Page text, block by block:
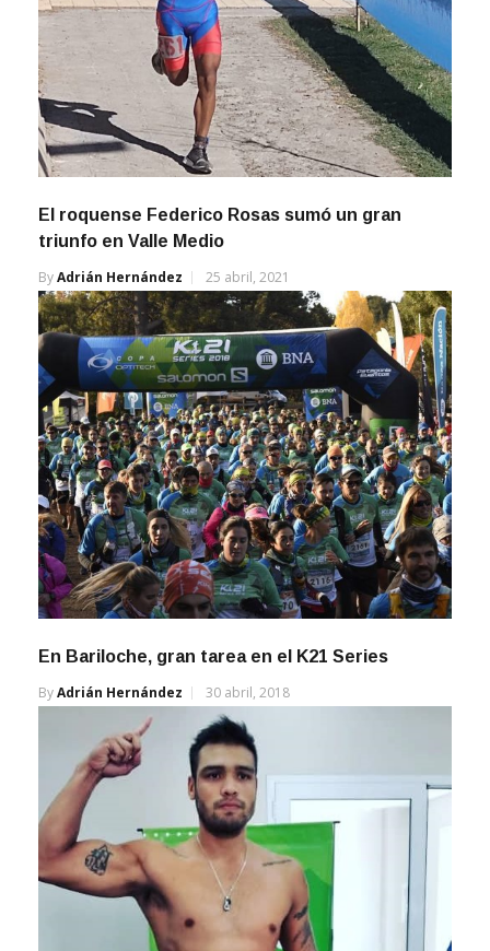
El roquense Federico Rosas sumó un gran
triunfo en Valle Medio
ByAdrián Hernández 25 abril, 2021
En Bariloche, gran tarea en el K21 Series
ByAdrián Hernández 30 abril, 2018